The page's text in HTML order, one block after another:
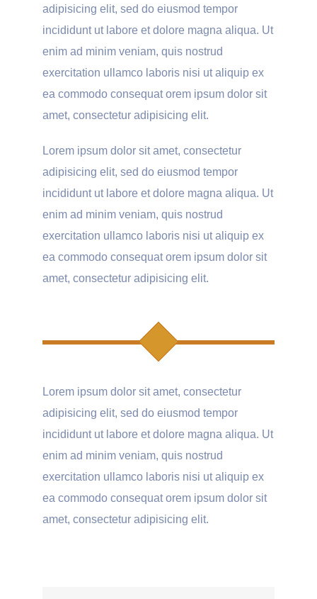
adipisicing elit, sed do eiusmod tempor
incididunt ut labore et dolore magna aliqua. Ut
enim ad minim veniam, quis nostrud
exercitation ullamco laboris nisi ut aliquip ex
ea commodo consequat orem ipsum dolor sit
amet, consectetur adipisicing elit.
Lorem ipsum dolor sit amet, consectetur
adipisicing elit, sed do eiusmod tempor
incididunt ut labore et dolore magna aliqua. Ut
enim ad minim veniam, quis nostrud
exercitation ullamco laboris nisi ut aliquip ex
ea commodo consequat orem ipsum dolor sit
amet, consectetur adipisicing elit.
Lorem ipsum dolor sit amet, consectetur
adipisicing elit, sed do eiusmod tempor
incididunt ut labore et dolore magna aliqua. Ut
enim ad minim veniam, quis nostrud
exercitation ullamco laboris nisi ut aliquip ex
ea commodo consequat orem ipsum dolor sit
amet, consectetur adipisicing elit.